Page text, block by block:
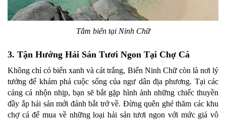
Tắm biển tại Ninh Chữ
3. Tận Hưởng Hải Sản Tươi Ngon Tại Chợ Cá
Không chỉ có biển xanh và cát trắng, Biển Ninh Chữ còn là nơi lý
tưởng để khám phá cuộc sống của ngư dân địa phương. Tại các
cảng cá nhộn nhịp, bạn sẽ bắt gặp hình ảnh những chiếc thuyền
đầy ắp hải sản mới đánh bắt trở về. Đừng quên ghé thăm các khu
chợ cá để mua về những loại hải sản tươi ngon với mức giá vô